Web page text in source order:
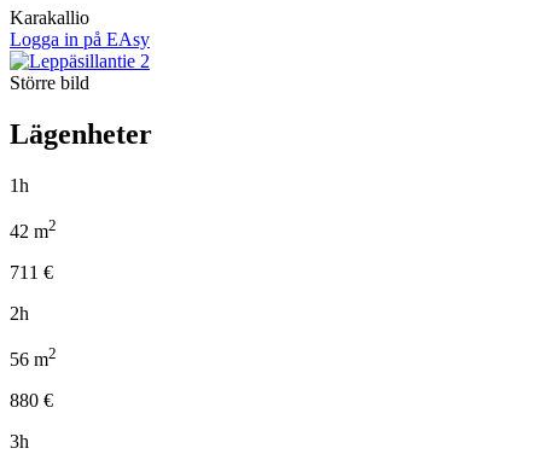
Karakallio
Logga in på EAsy
Större bild
Lägenheter
1h
42 m2
711 €
2h
56 m2
880 €
3h